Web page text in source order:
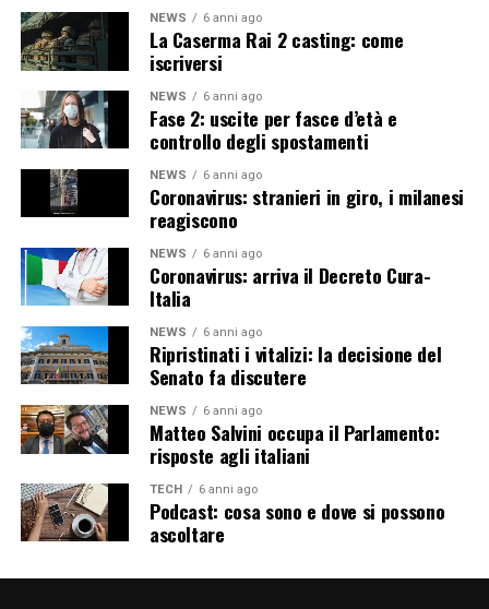
NEWS 6 anni ago
La Caserma Rai 2 casting: come
iscriversi
NEWS 6 anni ago
Fase 2: uscite per fasce d’età e
controllo degli spostamenti
NEWS 6 anni ago
Coronavirus: stranieri in giro, i milanesi
reagiscono
NEWS 6 anni ago
Coronavirus: arriva il Decreto Cura-
Italia
NEWS 6 anni ago
Ripristinati i vitalizi: la decisione del
Senato fa discutere
NEWS 6 anni ago
Matteo Salvini occupa il Parlamento:
risposte agli italiani
TECH 6 anni ago
Podcast: cosa sono e dove si possono
ascoltare